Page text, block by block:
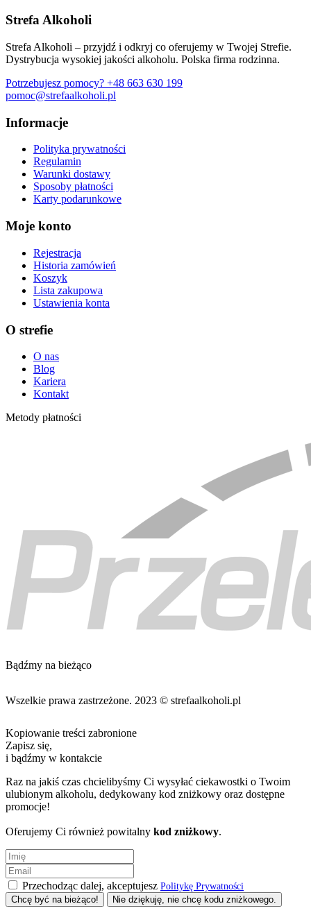
Strefa Alkoholi
Strefa Alkoholi – przyjdź i odkryj co oferujemy w Twojej Strefie.
Dystrybucja wysokiej jakości alkoholu. Polska firma rodzinna.
Potrzebujesz pomocy? +48 663 630 199
pomoc@strefaalkoholi.pl
Informacje
Polityka prywatności
Regulamin
Warunki dostawy
Sposoby płatności
Karty podarunkowe
Moje konto
Rejestracja
Historia zamówień
Koszyk
Lista zakupowa
Ustawienia konta
O strefie
O nas
Blog
Kariera
Kontakt
Metody płatności
Bądźmy na bieżąco
Wszelkie prawa zastrzeżone. 2023 © strefaalkoholi.pl
Kopiowanie treści zabronione
Zapisz się,
i bądźmy w kontakcie
Raz na jakiś czas chcielibyśmy Ci wysyłać ciekawostki o Twoim
ulubionym alkoholu, dedykowany kod zniżkowy oraz dostępne
promocje!
Oferujemy Ci również powitalny kod zniżkowy.
Przechodząc dalej, akceptujesz Politykę Prywatności
Nie dziękuję, nie chcę kodu zniżkowego.